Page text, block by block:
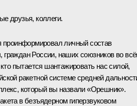
друзья, коллеги.
проинформировал личный состав
России, наших союзников во
пытается шантажировать нас силой,
ракетной системе средней
который вы назвали «Орешник».
в безъядерном гиперзвуковом